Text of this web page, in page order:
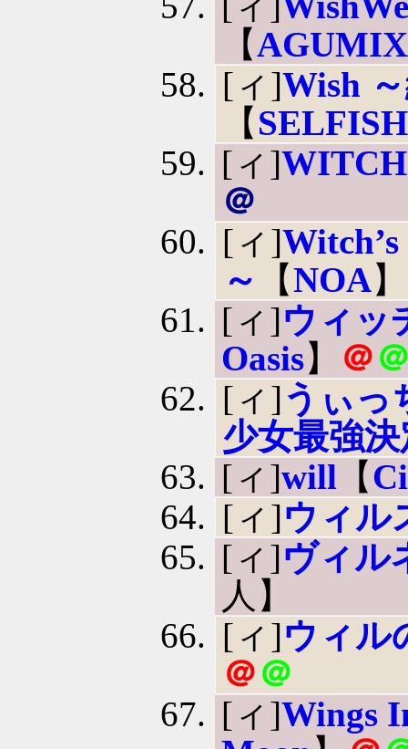
【AGUMIX
[ィ]Wish
【 SELFISH
[ィ]
＠
[ィ]
～
【NOA】
[ィ]ウィッ
Oasis】 ＠
[ィ] うぃっ
少女最強
[ィ]will 【
[ィ]ウィル
[ィ]ヴィル
人】
[ィ]ウィル
＠＠
[ィ]Wings